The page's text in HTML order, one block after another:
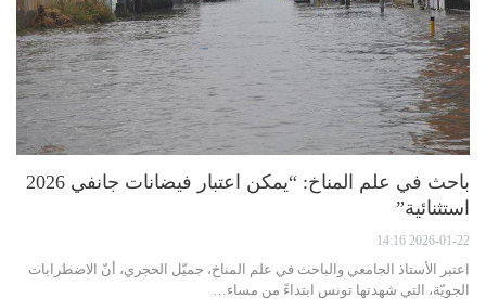
باحث في علم المناخ: “يمكن اعتبار فيضانات جانفي 2026
استثنائية”
2026-01-22 14:16
اعتبر الأستاذ الجامعي والباحث في علم المناخ، جميّل الحجري، أنّ الاضطرابات
الجويّة، التي شهدتها تونس ابتداءً من مساء…